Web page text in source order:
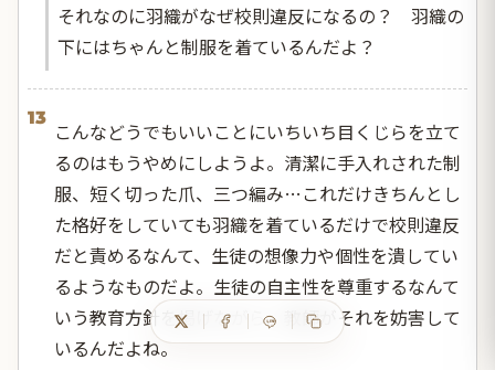
それなのに羽織がなぜ校則違反になるの？ 羽織の
下にはちゃんと制服を着ているんだよ？
13
こんなどうでもいいことにいちいち目くじらを立て
るのはもうやめにしようよ。清潔に手入れされた制
服、短く切った爪、三つ編み…これだけきちんとし
た格好をしていても羽織を着ているだけで校則違反
だと責めるなんて、生徒の想像力や個性を潰してい
るようなものだよ。生徒の自主性を尊重するなんて
いう教育方針を掲げながら、教師がそれを妨害して
いるんだよね。